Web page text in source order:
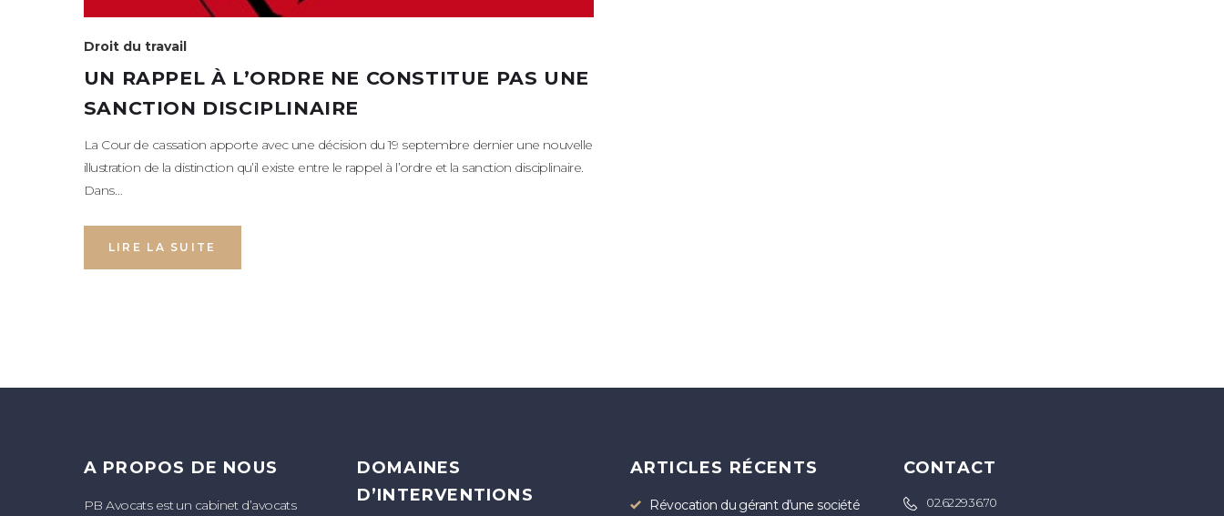
Droit du travail
UN RAPPEL À L’ORDRE NE CONSTITUE PAS UNE
SANCTION DISCIPLINAIRE
La Cour de cassation apporte avec une décision du 19 septembre dernier une nouvelle
illustration de la distinction qu’il existe entre le rappel à l’ordre et la sanction disciplinaire.
Dans…
LIRE LA SUITE
A PROPOS DE NOUS
PB Avocats est un cabinet d’avocats
DOMAINES
D’INTERVENTIONS
ARTICLES RÉCENTS
Révocation du gérant d’une société
CONTACT
02.62.29.36.70